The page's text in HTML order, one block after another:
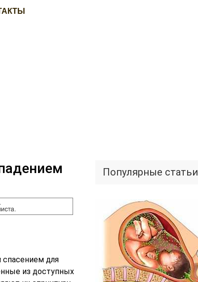
спасением для
из доступных
Популярные статьи